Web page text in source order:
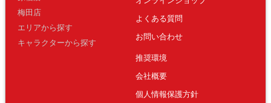
梅田店
エリアから探す
キャラクターから探す
よくある質問
お問い合わせ
推奨環境
会社概要
個人情報保護方針